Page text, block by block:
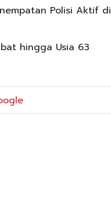
Polisi Aktif di
hingga Usia 63